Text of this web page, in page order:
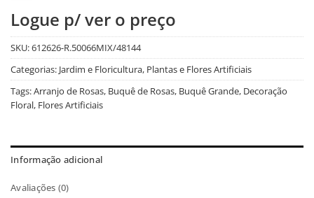
Logue p/ ver o preço
SKU:612626-R.50066MIX/48144
Categorias: Jardim e Floricultura, Plantas e Flores Artificiais
Tags:Arranjo de Rosas, Buquê de Rosas, Buquê Grande, Decoração
Floral, Flores Artificiais
Informação adicional
Avaliações (0)